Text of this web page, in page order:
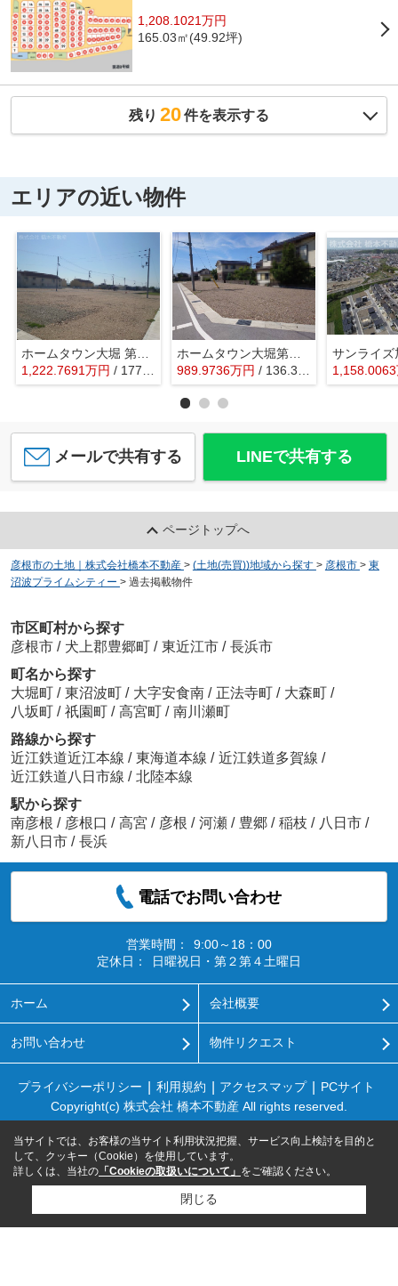
1,208.1021万円
165.03㎡(49.92坪)
残り 20件を表示する
エリアの近い物件
ホームタウン大堀 第Ⅲ期
1,222.7691万円 / 177.29㎡
ホームタウン大堀第Ⅳ期
989.9736万円 / 136.36㎡
サンライズ
1,158.0063
メールで共有する LINEで共有する
ページトップへ
彦根市の土地｜株式会社橋本不動産 > (土地(売買))地域から探す > 彦根市 > 東
沼波プライムシティー > 過去掲載物件
市区町村から探す
彦根市 / 犬上郡豊郷町 / 東近江市 / 長浜市
町名から探す
大堀町 / 東沼波町 / 大字安食南 / 正法寺町 / 大森町 /
八坂町 / 祇園町 / 高宮町 / 南川瀬町
路線から探す
近江鉄道近江本線 / 東海道本線 / 近江鉄道多賀線 /
近江鉄道八日市線 / 北陸本線
駅から探す
南彦根 / 彦根口 / 高宮 / 彦根 / 河瀬 / 豊郷 / 稲枝 / 八日市 /
新八日市 / 長浜
電話でお問い合わせ
営業時間：
9:00～18：00
定休日：
日曜祝日・第２第４土曜日
ホーム 会社概要
お問い合わせ 物件リクエスト
プライバシーポリシー 利用規約 アクセスマップ
PCサイト
Copyright(c) 株式会社 橋本不動産 All rights reserved.
当サイトでは、お客様の当サイト利用状況把握、サービス向上検討を目的と
して、クッキー（Cookie）を使用しています。
詳しくは、当社の 「Cookieの取扱いについて」 をご確認ください。
閉じる